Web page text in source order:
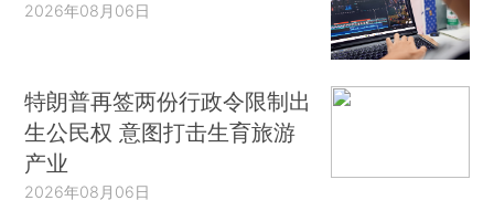
2026年08月06日
特朗普再签两份行政令限制出
生公民权 意图打击生育旅游
产业
2026年08月06日